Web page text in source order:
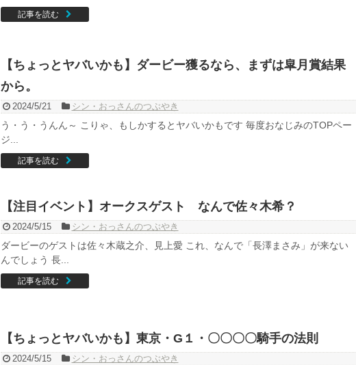
記事を読む
【ちょっとヤバいかも】ダービー獲るなら、まずは皐月賞結果
から。
2024/5/21 シン・おっさんのつぶやき
う・う・うんん～ こりゃ、もしかするとヤバいかもです 毎度おなじみのTOPペー
ジ...
記事を読む
【注目イベント】オークスゲスト なんで佐々木希？
2024/5/15 シン・おっさんのつぶやき
ダービーのゲストは佐々木蔵之介、見上愛 これ、なんで「長澤まさみ」が来ない
んでしょう 長...
記事を読む
【ちょっとヤバいかも】東京・G１・〇〇〇〇騎手の法則
2024/5/15 シン・おっさんのつぶやき